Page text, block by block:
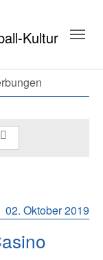
02. Oktober 2019